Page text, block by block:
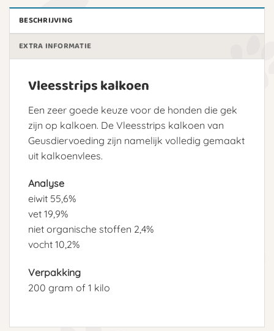
BESCHRIJVING
EXTRA INFORMATIE
Vleesstrips kalkoen
Een zeer goede keuze voor de honden die gek
zijn op kalkoen. De Vleesstrips kalkoen van
Geusdiervoeding zijn namelijk volledig gemaakt
uit kalkoenvlees.
Analyse
eiwit 55,6%
vet 19,9%
niet organische stoffen 2,4%
vocht 10,2%
Verpakking
200 gram of 1 kilo